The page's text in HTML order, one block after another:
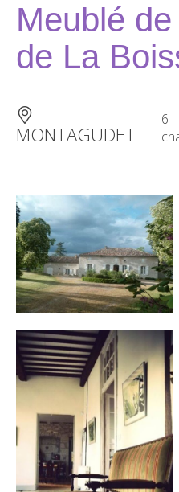
Meublé
de La
MONTAGUDET
6